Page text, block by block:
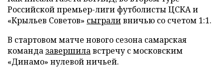
Российской премьер-лиги футболисты ЦСКА и
«Крыльев Советов» сыграливничью со счетом 1:1.
В стартовом матче нового сезона самарская
команда завершилавстречу с московским
«Динамо» нулевой ничьей.